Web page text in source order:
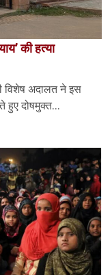
की हत्या
विशेष अदालत ने इस
हुए दोषमुक्त...